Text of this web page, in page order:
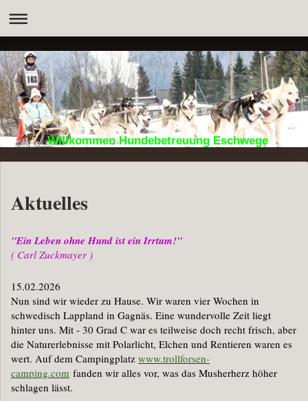
Willkommen Hundebetreuung Eschwege
Aktuelles
"Ein Leben ohne Hund ist ein Irrtum!"
( Carl Zuckmayer )
15.02.2026
Nun sind wir wieder zu Hause. Wir waren vier Wochen in
schwedisch Lappland in Gagnäs. Eine wundervolle Zeit liegt
hinter uns. Mit - 30 Grad C war es teilweise doch recht frisch, aber
die Naturerlebnisse mit Polarlicht, Elchen und Rentieren waren es
wert. Auf dem Campingplatz www.trollforsen-
camping.com fanden wir alles vor, was das Musherherz höher
schlagen lässt.